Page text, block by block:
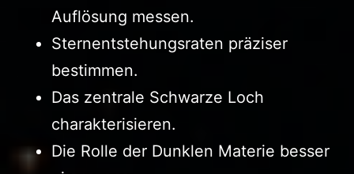
Auflösung messen.
Sternentstehungsraten präziser
bestimmen.
Das zentrale Schwarze Loch
charakterisieren.
Die Rolle der Dunklen Materie besser